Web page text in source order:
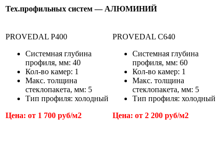
Тех.профильных систем — АЛЮМИНИЙ
PROVEDAL P400
Системная глубина
профиля, мм: 40
Кол-во камер: 1
Макс. толщина
стеклопакета, мм: 5
Тип профиля: холодный
Цена: от 1 700 руб/м2
PROVEDAL С640
Системная глубина
профиля, мм: 60
Кол-во камер: 1
Макс. толщина
стеклопакета, мм: 5
Тип профиля: холодный
Цена: от 2 200 руб/м2